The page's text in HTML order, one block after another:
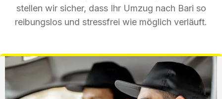
stellen wir sicher, dass Ihr Umzug nach Bari so
reibungslos und stressfrei wie möglich verläuft.